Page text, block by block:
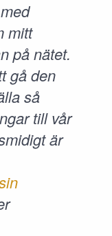
mitt
på nätet.
gå den
så
till vår
är